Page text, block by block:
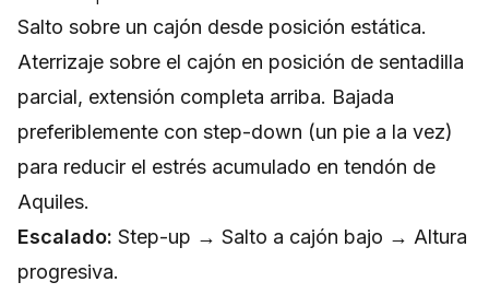
Salto sobre un cajón desde posición estática.
Aterrizaje sobre el cajón en posición de sentadilla
parcial, extensión completa arriba. Bajada
preferiblemente con step-down (un pie a la vez)
para reducir el estrés acumulado en tendón de
Aquiles.
Escalado: Step-up → Salto a cajón bajo → Altura
progresiva.